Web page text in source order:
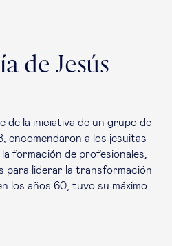
de Jesús
de la iniciativa de un grupo de
encomendaron a los jesuitas
formación de profesionales,
para liderar la transformación
los años 60, tuvo su máximo